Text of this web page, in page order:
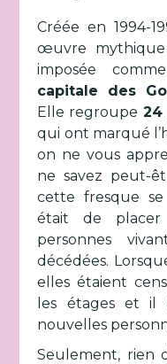
Créée en 1994-
œuvre mythique
imposée
capitale des
Elle regroupe 24
qui ont marqué
on ne vous
ne savez peut-
cette fresque
était de placer
personnes
décédées.
elles étaient
les étages et il
nouvelles
Seulement, rien